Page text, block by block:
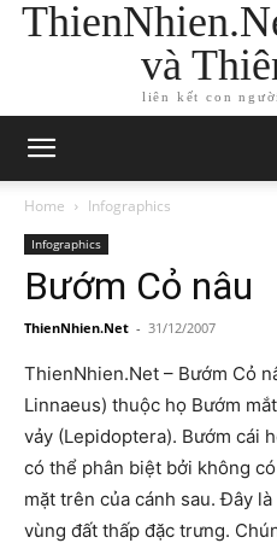
và
liên kết con
Home Infographics
Infographics
Bướm Cỏ nâu
ThienNhien.Net - 31/12/2007
ThienNhien.Net – Bướm Cỏ
Linnaeus) thuộc họ Bướm
vảy (Lepidoptera). Bướm cái
có thể phân biệt bởi không
mặt trên của cánh sau. Đây
vùng đất thấp đặc trưng.